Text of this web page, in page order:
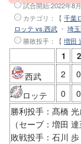
試合開始:2022年8
カテゴリ：【 千葉
ロッテ vs.西武 ・ 埼
勝敗投手 ：【 増田
1 2
西武 2 0
ロッテ
0 0
勝利投手：髙橋 光
（セーブ：増田
敗戦投手：石川 歩